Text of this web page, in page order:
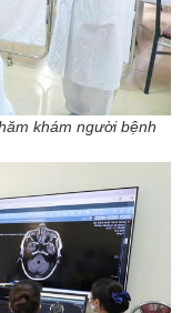
khám người bệnh